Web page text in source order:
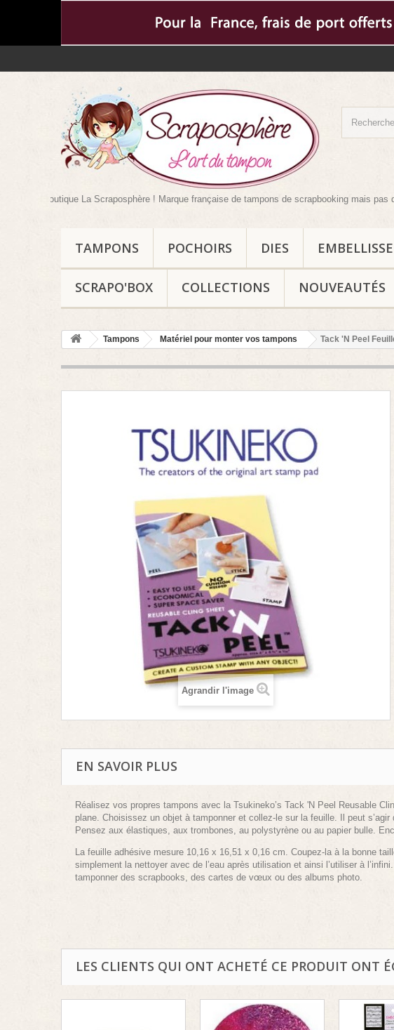
boutique La Scraposphère ! Marque française de tampons de scrapbooking mais pas
TAMPONS POCHOIRS DIES
SCRAPO'BOX COLLECTIONS NOUVEAUTÉS
Tampons Matériel pour monter vos tampons Tack 'N Peel
Agrandir l'image
EN SAVOIR PLUS
Réalisez vos propres tampons avec la Tsukineko’s Tack 'N Peel Reusable
plane. Choisissez un objet à tamponner et collez-le sur la feuille. Il peut
Pensez aux élastiques, aux trombones, au polystyrène ou au papier bulle.
La feuille adhésive mesure 10,16 x 16,51 x 0,16 cm. Coupez-la à la bonne
simplement la nettoyer avec de l’eau après utilisation et ainsi l’utiliser à
tamponner des scrapbooks, des cartes de vœux ou des albums photo.
LES CLIENTS QUI ONT ACHETÉ CE PRODUIT ONT